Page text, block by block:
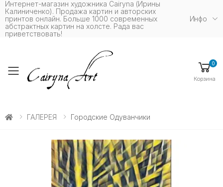
Интернет-магазин художника Cairyna (Ирины
Калиниченко). Продажа картин и авторских
принтов онлайн. Больше 1000 современных
абстрактных картин на холсте. Рада вас
приветствовать!
Инфо
Toggle mobile menu
0
Корзина
ГАЛЕРЕЯ Городские Одуванчики